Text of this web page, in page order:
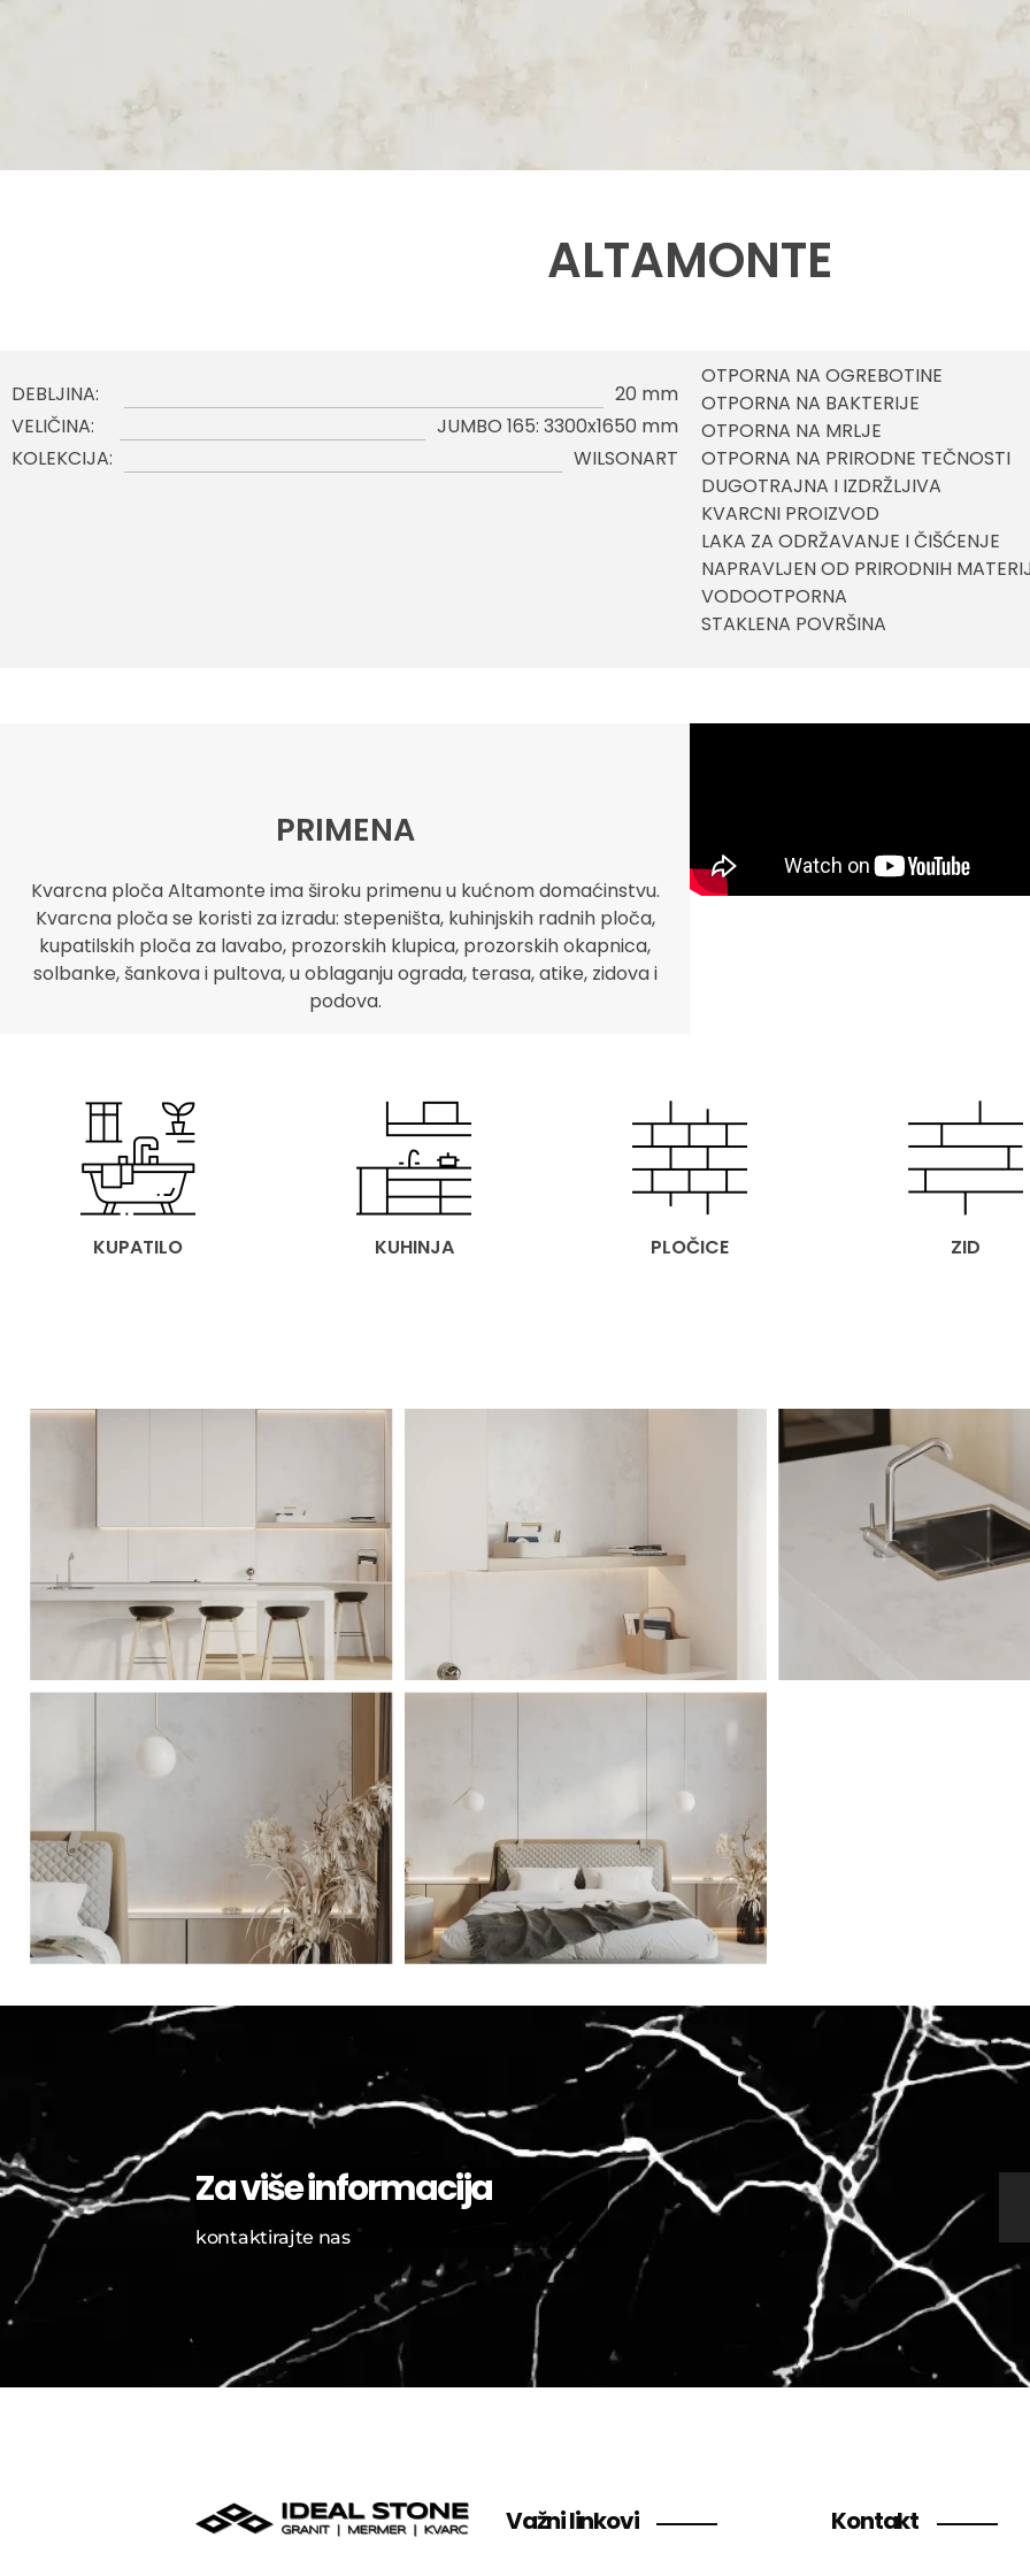
ALTAMONTE
DEBLJINA:
20 mm
VELIČINA:
JUMBO 165: 3300x1650 mm
KOLEKCIJA:
WILSONART
OTPORNA NA OGREBOTINE
OTPORNA NA BAKTERIJE
OTPORNA NA MRLJE
OTPORNA NA PRIRODNE TEČNOSTI
DUGOTRAJNA I IZDRŽLJIVA
KVARCNI PROIZVOD
LAKA ZA ODRŽAVANJE I ČIŠĆENJE
NAPRAVLJEN OD PRIRODNIH
VODOOTPORNA
STAKLENA POVRŠINA
PRIMENA
Kvarcna ploča Altamonte ima široku primenu u kućnom domaćinstvu.
Kvarcna ploča se koristi za izradu: stepeništa, kuhinjskih radnih ploča,
kupatilskih ploča za lavabo, prozorskih klupica, prozorskih okapnica,
solbanke, šankova i pultova, u oblaganju ograda, terasa, atike, zidova i
podova.
KUPATILO KUHINJA PLOČICE ZID
Za više informacija
kontaktirajte nas
Važni linkovi Kontakt